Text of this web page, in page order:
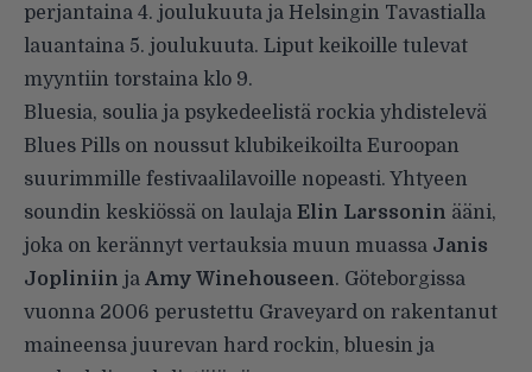
perjantaina 4. joulukuuta ja Helsingin Tavastialla
lauantaina 5. joulukuuta. Liput keikoille tulevat
myyntiin torstaina klo 9.
Bluesia, soulia ja psykedeelistä rockia yhdistelevä
Blues Pills on noussut klubikeikoilta Euroopan
suurimmille festivaalilavoille nopeasti. Yhtyeen
soundin keskiössä on laulaja Elin Larssonin ääni,
joka on kerännyt vertauksia muun muassa Janis
Jopliniin ja Amy Winehouseen. Göteborgissa
vuonna 2006 perustettu Graveyard on rakentanut
maineensa juurevan hard rockin, bluesin ja